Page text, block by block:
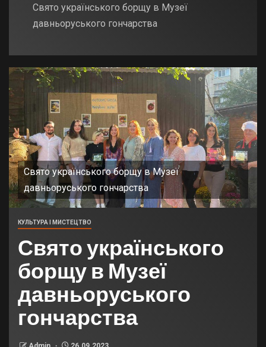
Свято українського борщу в Музеї
давньоруського гончарства
Свято українського борщу в Музеї
давньоруського гончарства
КУЛЬТУРА І МИСТЕЦТВО
Свято українського
борщу в Музеї
давньоруського
гончарства